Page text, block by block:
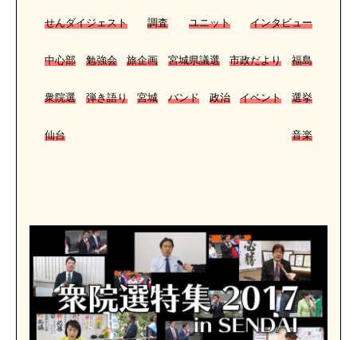
せんダイジェスト 調査 ユニット インタビュー
中心部 勉強会 旅企画 宮城県議選 市政だより 福島
衆院選 弾き語り 宮城 バンド 政治 イベント 選挙
仙台 音楽